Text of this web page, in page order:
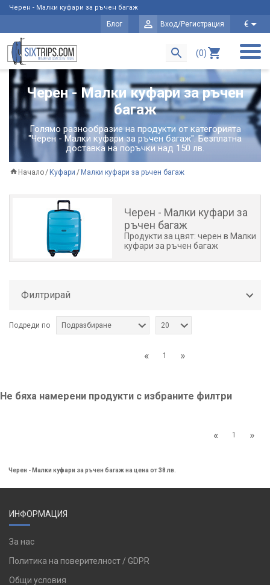
Черен - Малки куфари за ръчен багаж
Блог Вход/Регистрация €
(0)
Черен - Малки куфари за ръчен
багаж
Голямо разнообразие на продукти от категорията
"Черен - Малки куфари за ръчен багаж". Безплатна
доставка на поръчки над 150 лв.
Начало Куфари Малки куфари за ръчен багаж
Черен - Малки куфари за
ръчен багаж
Продукти за цвят: черен в Малки
куфари за ръчен багаж
Филтрирай
Подреди по Подразбиране 20
« 1 »
Не бяха намерени продукти с избраните филтри
« 1 »
Черен - Малки куфари за ръчен багаж на цена от 38 лв.
ИНФОРМАЦИЯ
За нас
Политика на поверителност / GDPR
Общи условия